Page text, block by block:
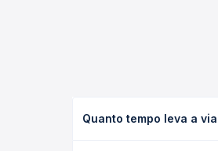
Quanto tempo leva a